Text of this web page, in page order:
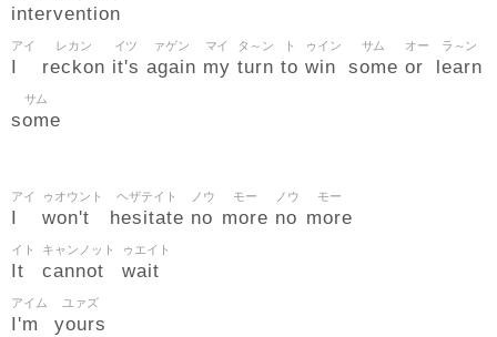
intervention
I
アイ
reckon
レカン
it's
イツ
again
ァゲン
my
マイ
turn
タ～ン
to
ト
win
ゥイン
some
サム
or
オー
learn
ラ～ン
some
サム
I
アイ
won't
ゥオウント
hesitate
ヘザテイト
no
ノウ
more
モー
no
ノウ
more
モー
It
イト
cannot
キャンノット
wait
ゥエイト
I'm
アイム
yours
ユァズ